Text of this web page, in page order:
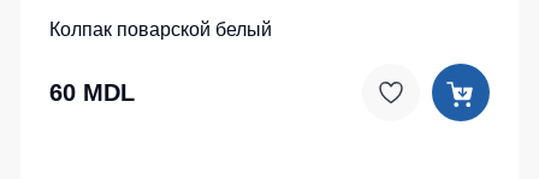
Колпак поварской белый
60 MDL